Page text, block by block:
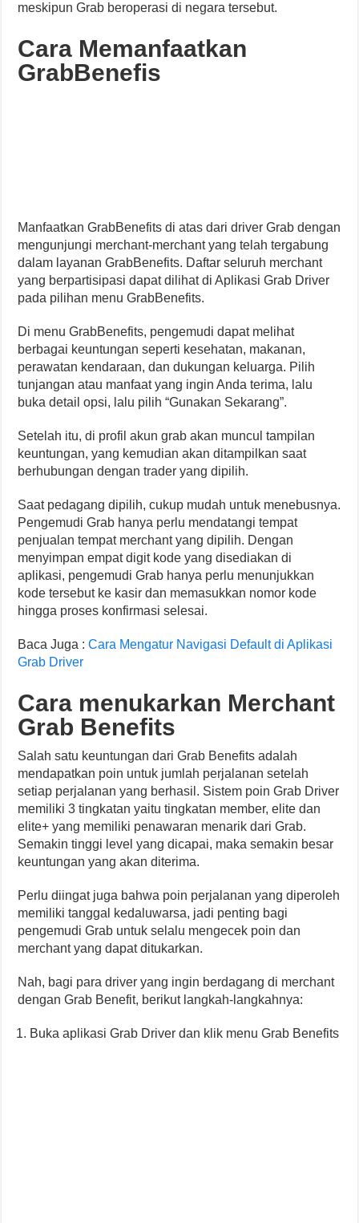
meskipun Grab beroperasi di negara tersebut.
Cara Memanfaatkan
GrabBenefis
Manfaatkan GrabBenefits di atas dari driver Grab dengan
mengunjungi merchant-merchant yang telah tergabung
dalam layanan GrabBenefits. Daftar seluruh merchant
yang berpartisipasi dapat dilihat di Aplikasi Grab Driver
pada pilihan menu GrabBenefits.
Di menu GrabBenefits, pengemudi dapat melihat
berbagai keuntungan seperti kesehatan, makanan,
perawatan kendaraan, dan dukungan keluarga. Pilih
tunjangan atau manfaat yang ingin Anda terima, lalu
buka detail opsi, lalu pilih “Gunakan Sekarang”.
Setelah itu, di profil akun grab akan muncul tampilan
keuntungan, yang kemudian akan ditampilkan saat
berhubungan dengan trader yang dipilih.
Saat pedagang dipilih, cukup mudah untuk menebusnya.
Pengemudi Grab hanya perlu mendatangi tempat
penjualan tempat merchant yang dipilih. Dengan
menyimpan empat digit kode yang disediakan di
aplikasi, pengemudi Grab hanya perlu menunjukkan
kode tersebut ke kasir dan memasukkan nomor kode
hingga proses konfirmasi selesai.
Baca Juga :Cara Mengatur Navigasi Default di Aplikasi
Grab Driver
Cara menukarkan Merchant
Grab Benefits
Salah satu keuntungan dari Grab Benefits adalah
mendapatkan poin untuk jumlah perjalanan setelah
setiap perjalanan yang berhasil. Sistem poin Grab Driver
memiliki 3 tingkatan yaitu tingkatan member, elite dan
elite+ yang memiliki penawaran menarik dari Grab.
Semakin tinggi level yang dicapai, maka semakin besar
keuntungan yang akan diterima.
Perlu diingat juga bahwa poin perjalanan yang diperoleh
memiliki tanggal kedaluwarsa, jadi penting bagi
pengemudi Grab untuk selalu mengecek poin dan
merchant yang dapat ditukarkan.
Nah, bagi para driver yang ingin berdagang di merchant
dengan Grab Benefit, berikut langkah-langkahnya:
Buka aplikasi Grab Driver dan klik menu Grab Benefits